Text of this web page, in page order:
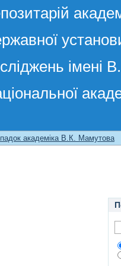
імені
академіка В.К. Мамутова